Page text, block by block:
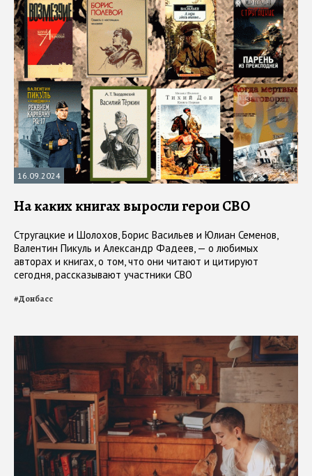
16.09.2024
На каких книгах выросли герои СВО
Стругацкие и Шолохов, Борис Васильев и Юлиан Семенов,
Валентин Пикуль и Александр Фадеев, — о любимых
авторах и книгах, о том, что они читают и цитируют
сегодня, рассказывают участники СВО
#Донбасс